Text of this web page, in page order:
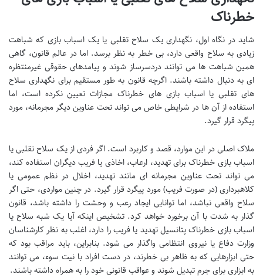
خطرناک
شاید در نگاه اول، نگهداری یک سلاح تقلبی یا یک اسباب بازی که شباهت
زیادی به سلاح واقعی دارد، بی خطر به نظر برسد. اما در عالم قانون، گاهی
همین شباهت ها می توانند دردسرساز شوند و پیامدهای حقوقی غیرمنتظره
ای به دنبال داشته باشند. اگرچه قانون به طور مستقیم برای نگهداری سلاح
های تقلبی یا اسباب بازی های خطرناک مجازات تعیین نکرده است، اما
استفاده از آن ها در شرایطی خاص می تواند تحت عناوین دیگر مجرمانه، مورد
پیگرد قرار گیرد.
ملاک اصلی در این موارد، قصد و کاربرد است. اگر فردی از یک سلاح تقلبی یا
اسباب بازی خطرناک برای تهدید، ارعاب، اخاذی یا فریب دیگران استفاده کند،
می تواند تحت عناوین مجرمانه ای مانند تهدید، اخلال در نظم عمومی یا
کلاهبرداری (در صورت فریب) مورد پیگرد قرار گیرد. در چنین مواردی، حتی اگر
سلاح واقعی نباشد، اما توانایی ایجاد رعب و وحشت را داشته باشد، قانون
گذار به شدت با آن برخورد خواهد کرد. تشخیص اینکه آیا یک شبه سلاح یا
اسباب بازی خطرناک پتانسیل تهدید یا فریب را دارد، اغلب به نظر کارشناسان
وزارت دفاع یا نیروی انتظامی واگذار می شود. بنابراین، باید مراقب بود که
حتی ابزارهایی که به ظاهر بی خطرند، در دست افراد با نیت سوء، می توانند
به ابزاری برای جرم تبدیل شوند و عواقب قانونی خود را به همراه داشته باشند.